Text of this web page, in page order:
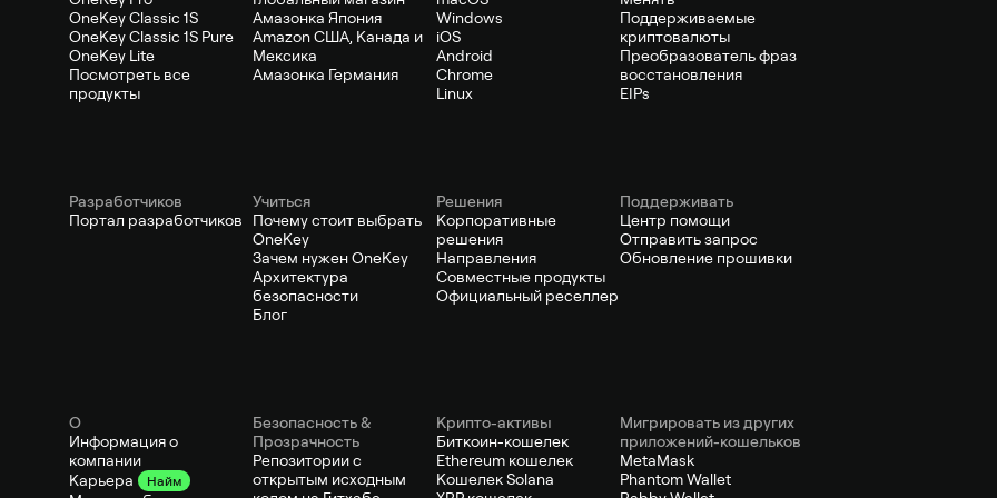
OneKey Classic 1S
OneKey Classic 1S Pure
OneKey Lite
Посмотреть все
продукты
Амазонка Япония
Amazon США, Канада и
Мексика
Амазонка Германия
Windows
iOS
Android
Chrome
Linux
Поддерживаемые
криптовалюты
Преобразователь фраз
восстановления
EIPs
Pазработчиков
Портал разработчиков
Учиться
Почему стоит выбрать
OneKey
Зачем нужен OneKey
Архитектура
безопасности
Блог
Решения
Корпоративные
решения
Направления
Совместные продукты
Официальный реселлер
Поддерживать
Центр помощи
Отправить запрос
Обновление прошивки
О
Информация о
компании
Карьера
Найм
Безопасность &
Прозрачность
Репозитории с
открытым исходным
Крипто-активы
Биткоин-кошелек
Ethereum кошелек
Кошелек Solana
Мигрировать из других
приложений-кошельков
MetaMask
Phantom Wallet